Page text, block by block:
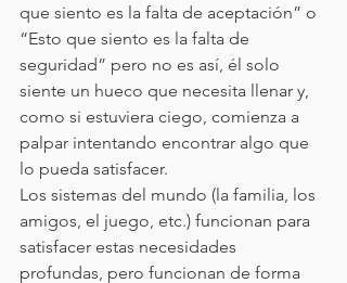
que siento es la falta de aceptación” o
“Esto que siento es la falta de
seguridad” pero no es así, él solo
siente un hueco que necesita llenar y,
como si estuviera ciego, comienza a
palpar intentando encontrar algo que
lo pueda satisfacer.
Los sistemas del mundo (la familia, los
amigos, el juego, etc.) funcionan para
satisfacer estas necesidades
profundas, pero funcionan de forma